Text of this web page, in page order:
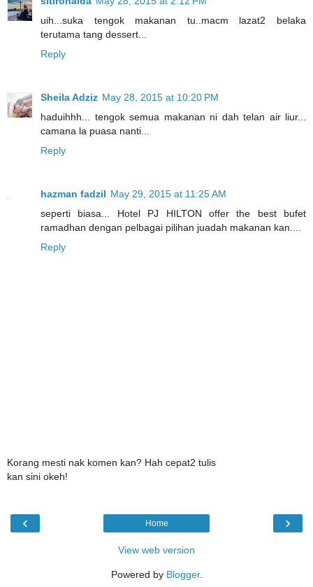
uih...suka tengok makanan tu..macm lazat2 belaka
terutama tang dessert...
Reply
Sheila Adziz May 28, 2015 at 10:20 PM
haduihhh... tengok semua makanan ni dah telan air liur...
camana la puasa nanti...
Reply
hazman fadzil May 29, 2015 at 11:25 AM
seperti biasa... Hotel PJ HILTON offer the best bufet
ramadhan dengan pelbagai pilihan juadah makanan kan....
Reply
Korang mesti nak komen kan? Hah cepat2 tulis
kan sini okeh!
‹ ›
Home
View web version
Powered by Blogger.